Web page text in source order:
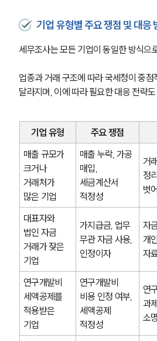
기업 유형별 주요 쟁점 및 대응
세무조사는 모든 기업이 동일한 방식으
업종과 거래 구조에 따라 국세청이 중점
달라지며, 이에 따라 필요한 대응 전략
기업 유형 주요 쟁점
매출 규모가
크거나
거래처가
많은 기업
매출 누락, 가공
매입,
세금계산서
적정성
거
정
벗
대표자와
법인 자금
거래가 잦은
기업
가지급금, 업무
무관 자금 사용,
인정이자
자
개
자
연구개발비
세액공제를
적용받은
기업
연구개발비
비용 인정 여부,
세액공제
적정성
연
과
소명